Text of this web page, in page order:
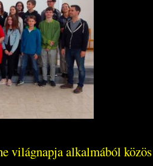
világnapja alkalmából közös